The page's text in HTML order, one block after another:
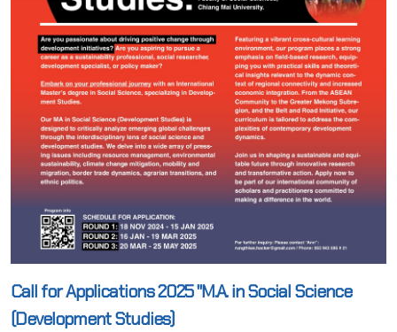
Call for Applications 2025 "M.A. in Social Science
(Development Studies)